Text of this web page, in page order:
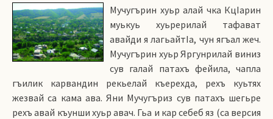
Мучугърин хуьр алай чка КцIарин
муькуь хуьрерилай тафават
авайди я лагьайтIа, чун ягъал жеч.
Мучугърин хуьр Яргунрилай виниз
сув галай патахъ фейила, чапла
гъилик карвандин рекьелай къерехда, рехъ куьтях
жезвай са кама ава. Яни Мучугъриз сув патахъ шегьре
рехъ авай къунши хуьр авач. Гьа и кар себеб яз (са версия